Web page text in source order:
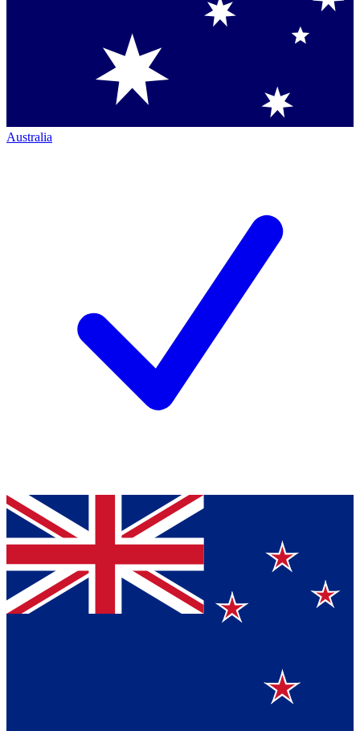
Australia